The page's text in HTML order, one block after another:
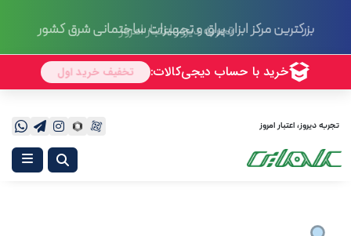
بزرگترین مرکز ابزار، یراق و تجهیزات ساختمانی شرق کشور
تجربه دیروز، اعتبار امروز